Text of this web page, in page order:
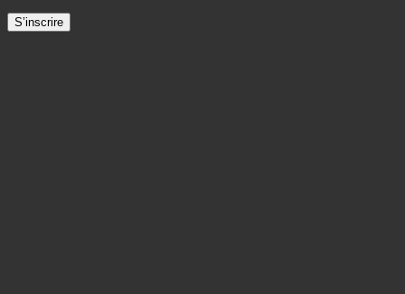
S’inscrire